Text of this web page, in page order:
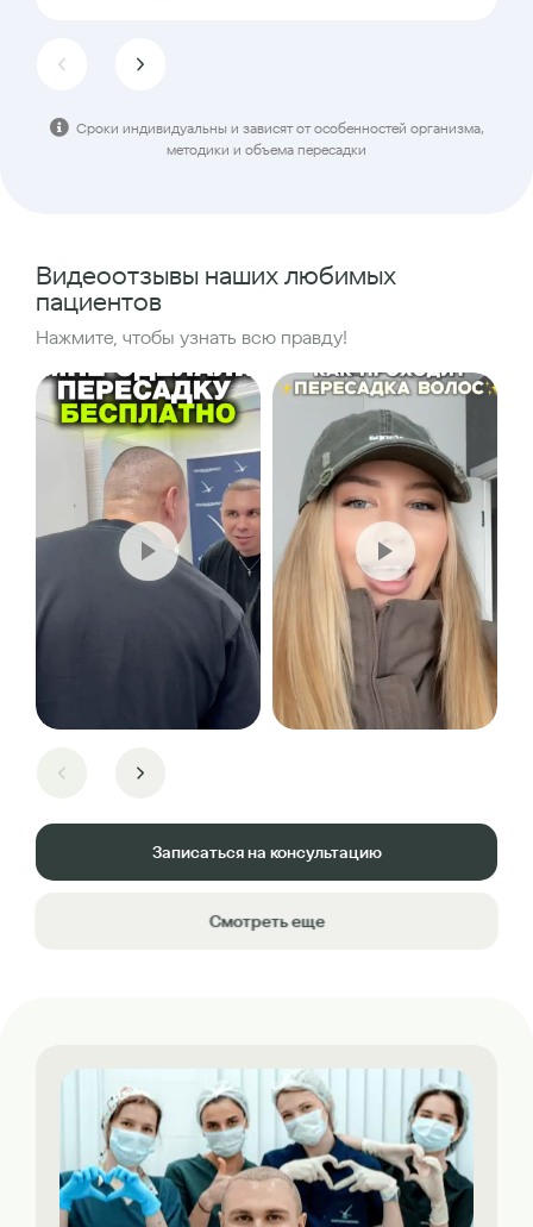
Сроки индивидуальны и зависят от особенностей организма,
методики и объема пересадки
Видеоотзывы наших любимых
пациентов
Нажмите, чтобы узнать всю правду!
Записаться на консультацию
Смотреть еще